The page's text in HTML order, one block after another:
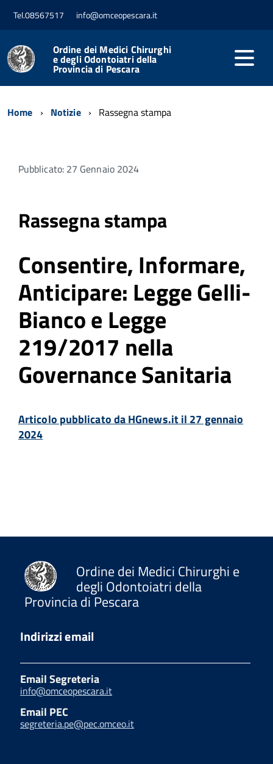
Tel.08567517 info@omceopescara.it
Ordine dei Medici Chirurghi
e degli Odontoiatri della
Provincia di Pescara
Home Notizie Rassegna stampa
Pubblicato: 27 Gennaio 2024
Rassegna stampa
Consentire, Informare,
Anticipare: Legge Gelli-
Bianco e Legge
219/2017 nella
Governance Sanitaria
Articolo pubblicato da HGnews.it il 27 gennaio
2024
Ordine dei Medici Chirurghi e
degli Odontoiatri della
Provincia di Pescara
Indirizzi email
Email Segreteria
info@omceopescara.it
Email PEC
segreteria.pe@pec.omceo.it